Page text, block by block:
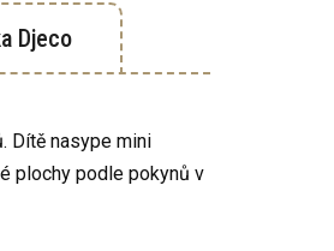
Djeco
Dítě nasype mini
plochy podle pokynů v